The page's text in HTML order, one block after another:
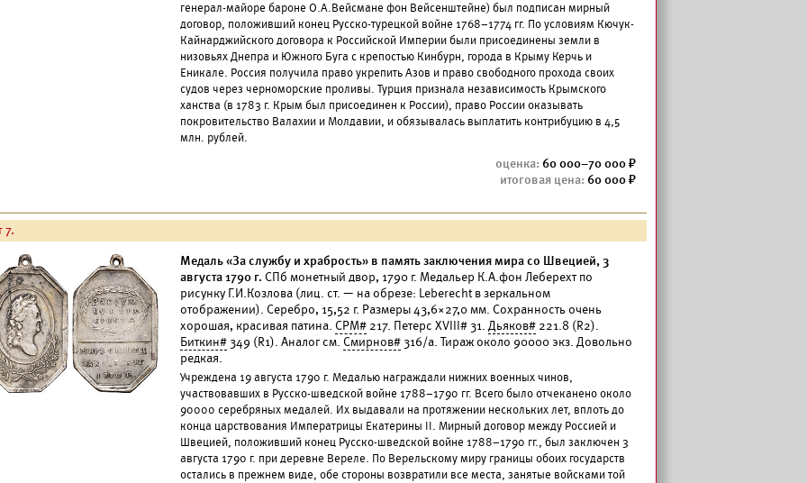
генерал-майоре бароне О.А.Вейсмане фон Вейсенштейне) был подписан мирный
договор, положивший конец Русско-турецкой войне 1768–1774 гг. По условиям Кючук-
Кайнарджийского договора к Российской Империи были присоединены земли в
низовьях Днепра и Южного Буга с крепостью Кинбурн, города в Крыму Керчь и
Еникале. Россия получила право укрепить Азов и право свободного прохода своих
судов через черноморские проливы. Турция признала независимость Крымского
ханства (в 1783 г. Крым был присоединен к России), право России оказывать
покровительство Валахии и Молдавии, и обязывалась выплатить контрибуцию в 4,5
млн. рублей.
60 000–70 000
60 000
7.
Медаль «За службу и храбрость» в память заключения мира со Швецией, 3
августа 1790 г. СПб монетный двор, 1790 г. Медальер К.А.фон Леберехт по
рисунку Г.И.Козлова (лиц. ст. — на обрезе: Leberecht в зеркальном
отображении). Серебро, 15,52 г. Размеры 43,6×27,0 мм. Сохранность очень
хорошая, красивая патина. СРМ# 217. Петерс XVIII# 31. Дьяков# 221.8 (R2).
Биткин#349 (R1). Аналог см. Смирнов#316/а. Тираж около 90000 экз. Довольно
редкая.
Учреждена 19 августа 1790 г. Медалью награждали нижних военных чинов,
участвовавших в Русско-шведской войне 1788–1790 гг. Всего было отчеканено около
90000 серебряных медалей. Их выдавали на протяжении нескольких лет, вплоть до
конца царствования Императрицы Екатерины II. Мирный договор между Россией и
Швецией, положивший конец Русско-шведской войне 1788–1790 гг., был заключен 3
августа 1790 г. при деревне Вереле. По Верельскому миру границы обоих государств
остались в прежнем виде, обе стороны возвратили все места, занятые войсками той